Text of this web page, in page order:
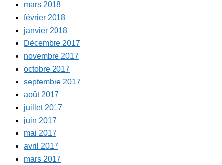
mars 2018
février 2018
janvier 2018
Décembre 2017
novembre 2017
octobre 2017
septembre 2017
août 2017
juillet 2017
juin 2017
mai 2017
avril 2017
mars 2017